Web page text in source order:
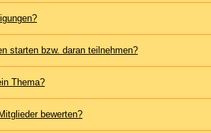
starten bzw. daran teilnehmen?
Thema?
bewerten?